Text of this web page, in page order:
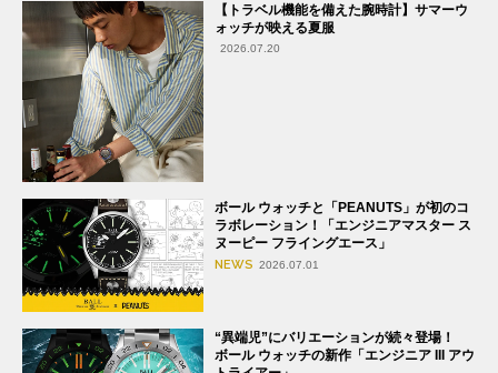
【トラベル機能を備えた腕時計】サマーウ
ォッチが映える夏服
2026.07.20
ボール ウォッチと「PEANUTS」が初のコ
ラボレーション！「エンジニアマスター ス
ヌーピー フライングエース」
NEWS 2026.07.01
“異端児”にバリエーションが続々登場！
ボール ウォッチの新作「エンジニア III アウ